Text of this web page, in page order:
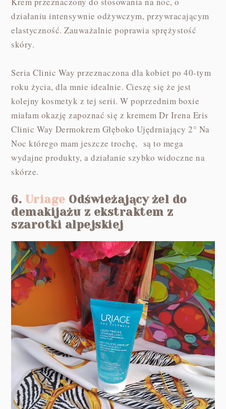
działaniu intensywnie odżywczym, przywracającym
elastyczność. Zauważalnie poprawia sprężystość
skóry.
Seria Clinic Way przeznaczona dla kobiet po 40-tym
roku życia, dla mnie idealnie. Cieszę się że jest
kolejny kosmetyk z tej serii. W poprzednim boxie
miałam okazję zapoznać się z kremem Dr Irena Eris
Clinic Way Dermokrem Głęboko Ujędrniający 2° Na
Noc którego mam jeszcze trochę, są to mega
wydajne produkty, a działanie szybko widoczne na
skórze.
6. Uriage Odświeżający żel do
demakijażu z ekstraktem z
szarotki alpejskiej